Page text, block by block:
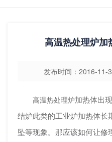
高温热处理炉加
发布时间：2016-
高温热处理炉加热体出
结炉此类的工业炉加热体长
坠等现象。那应该如何让修